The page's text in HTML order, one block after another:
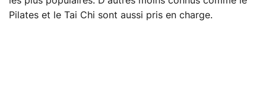
Pilates et le Tai Chi sont aussi pris en charge.